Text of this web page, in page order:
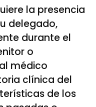
la presencia
delegado,
durante el
o
médico
clínica del
de los